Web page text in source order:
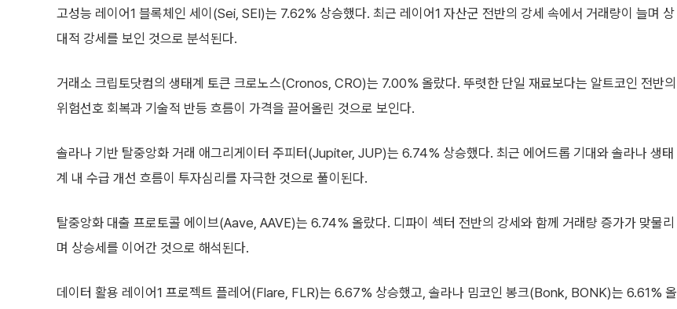
고성능 레이어1 블록체인 세이(Sei, SEI)는 7.62% 상승했다. 최근 레이어1 자산군 전반의 강세 속에서 거래량이 늘며 상
대적 강세를 보인 것으로 분석된다.
거래소 크립토닷컴의 생태계 토큰 크로노스(Cronos, CRO)는 7.00% 올랐다. 뚜렷한 단일 재료보다는 알트코인 전반의
위험선호 회복과 기술적 반등 흐름이 가격을 끌어올린 것으로 보인다.
솔라나 기반 탈중앙화 거래 애그리게이터 주피터(Jupiter, JUP)는 6.74% 상승했다. 최근 에어드롭 기대와 솔라나 생태
계 내 수급 개선 흐름이 투자심리를 자극한 것으로 풀이된다.
탈중앙화 대출 프로토콜 에이브(Aave, AAVE)는 6.74% 올랐다. 디파이 섹터 전반의 강세와 함께 거래량 증가가 맞물리
며 상승세를 이어간 것으로 해석된다.
데이터 활용 레이어1 프로젝트 플레어(Flare, FLR)는 6.67% 상승했고, 솔라나 밈코인 봉크(Bonk, BONK)는 6.61% 올